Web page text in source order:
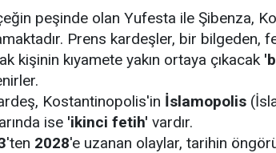
peşinde olan Yufesta ile Şibenza,
Prens kardeşler, bir bilgeden,
kişinin kıyamete yakın ortaya çıkacak
Kostantinopolis'in İslamopolis
ise 'ikinci fetih' vardır.
'ten 2028'e uzanan olaylar, tarihin